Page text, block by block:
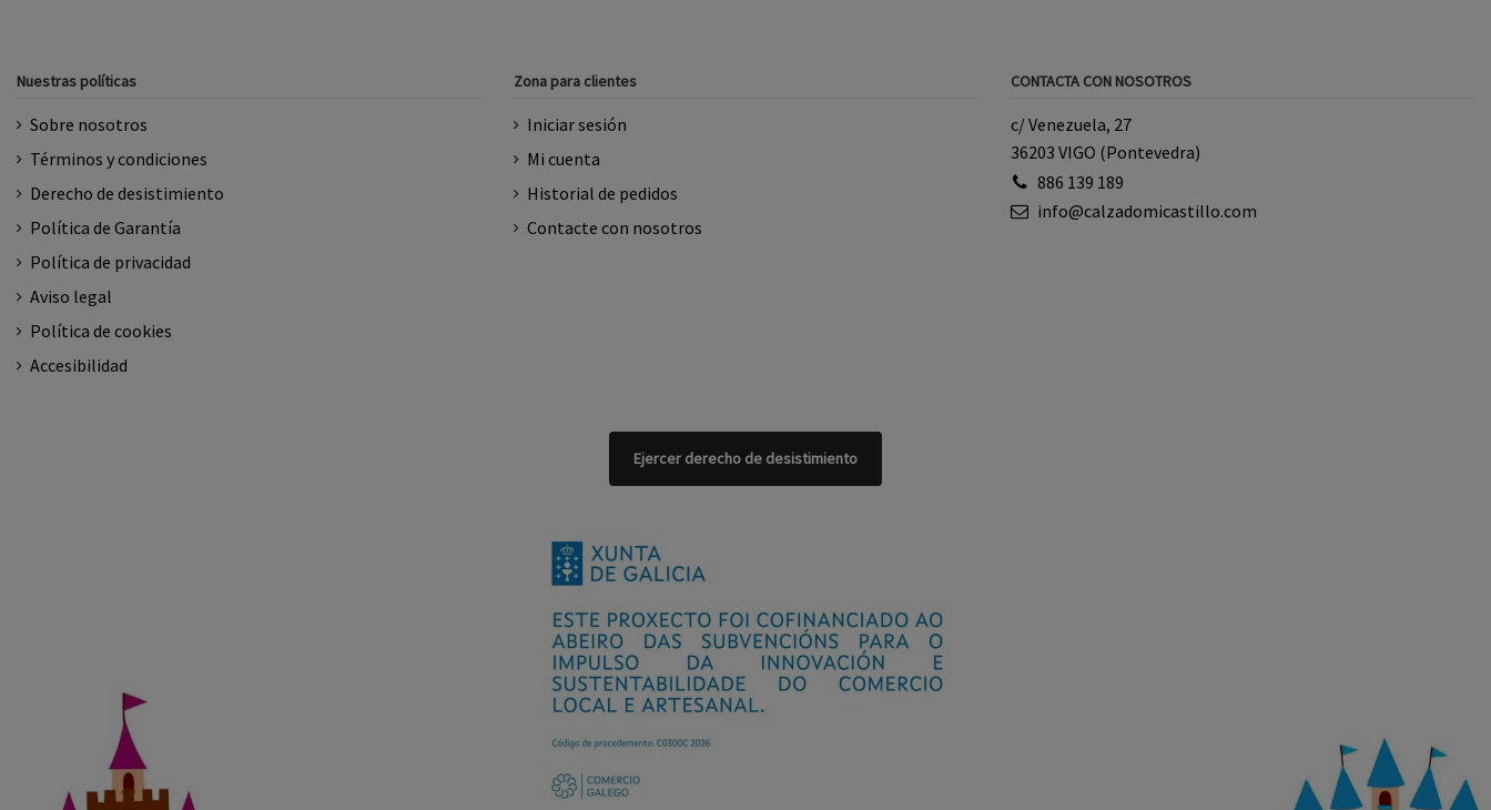
Nuestras políticas
Sobre nosotros
Términos y condiciones
Derecho de desistimiento
Política de Garantía
Política de privacidad
Aviso legal
Política de cookies
Accesibilidad
Zona para clientes
Iniciar sesión
Mi cuenta
Historial de pedidos
Contacte con nosotros
CONTACTA CON NOSOTROS
c/ Venezuela, 27
36203 VIGO (Pontevedra)
886 139 189
info@calzadomicastillo.com
Ejercer derecho de desistimiento